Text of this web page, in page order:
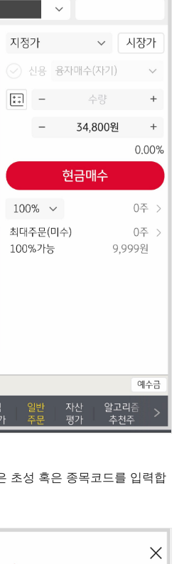
초성 혹은 종목코드를 입력합